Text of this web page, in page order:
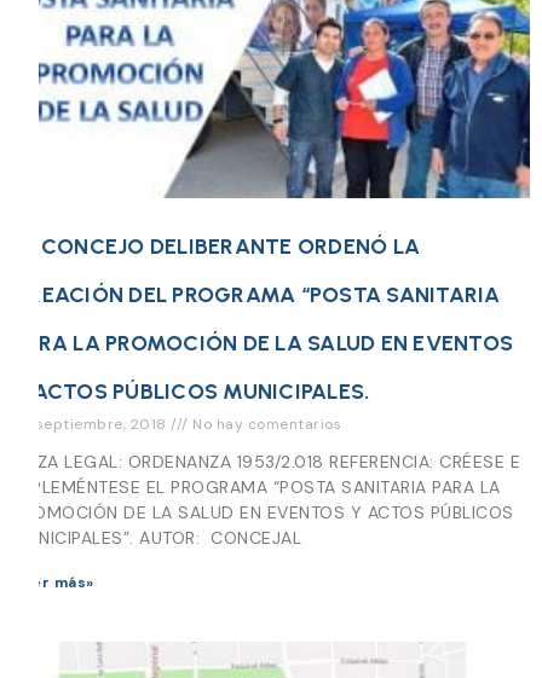
EL CONCEJO DELIBERANTE ORDENÓ LA
CREACIÓN DEL PROGRAMA “POSTA SANITARIA
PARA LA PROMOCIÓN DE LA SALUD EN EVENTOS
Y ACTOS PÚBLICOS MUNICIPALES.
24 septiembre, 2018 No hay comentarios
PIEZA LEGAL: ORDENANZA 1953/2.018 REFERENCIA: CRÉESE E
IMPLEMÉNTESE EL PROGRAMA “POSTA SANITARIA PARA LA
PROMOCIÓN DE LA SALUD EN EVENTOS Y ACTOS PÚBLICOS
MUNICIPALES”. AUTOR: CONCEJAL
Leer más»